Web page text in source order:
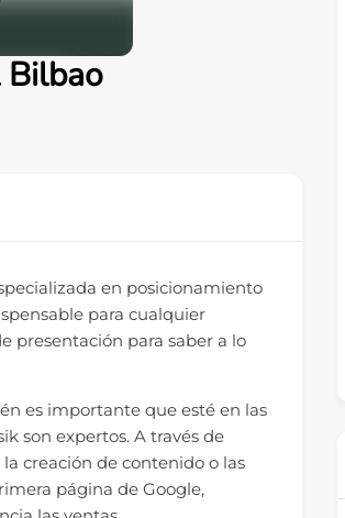
en posicionamiento
para cualquier
presentación para saber a lo
es importante que esté en las
son expertos. A través de
creación de contenido o las
página de Google,